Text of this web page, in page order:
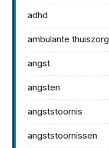
adhd
ambulante thuiszorg
angst
angsten
angststoornis
angststoornissen